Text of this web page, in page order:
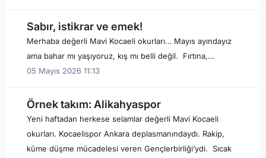
Sabır, istikrar ve emek!
Merhaba değerli Mavi Kocaeli okurları… Mayıs ayındayız
ama bahar mı yaşıyoruz, kış mı belli değil. Fırtına,…
05 Mayıs 2026 11:13
Örnek takım: Alikahyaspor
Yeni haftadan herkese selamlar değerli Mavi Kocaeli
okurları. Kocaelispor Ankara deplasmanındaydı. Rakip,
küme düşme mücadelesi veren Gençlerbirliği’ydi. Sıcak